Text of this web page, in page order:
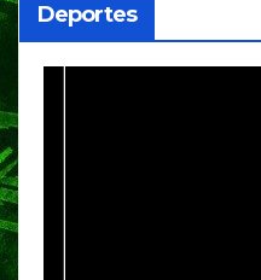
Deportes